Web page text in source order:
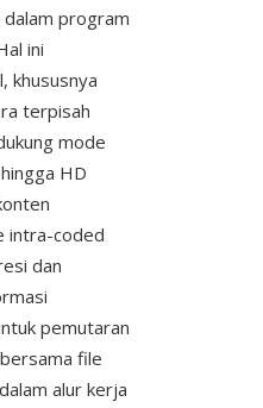
program
ini
khususnya
terpisah
mode
HD
intra-coded
dan
pemutaran
file
alur kerja